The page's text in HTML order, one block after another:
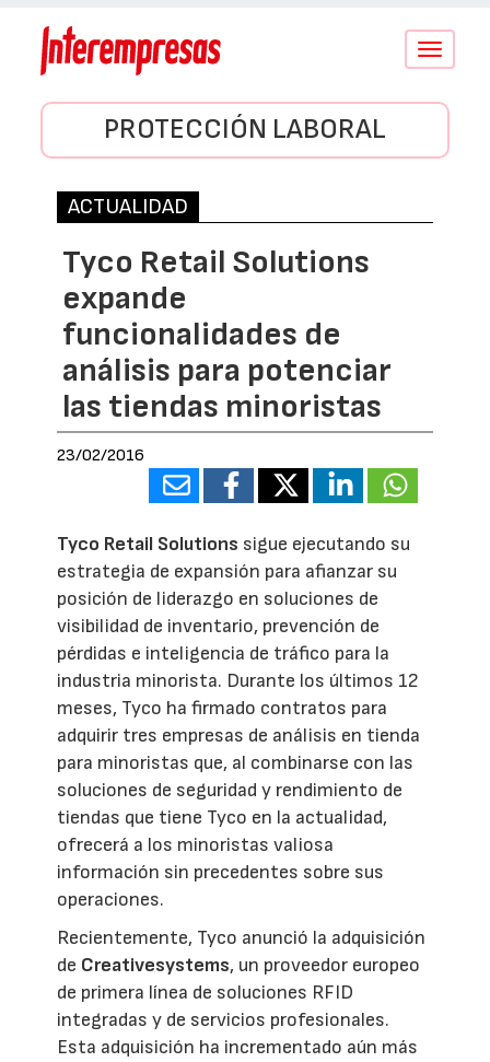
Conmutar
PROTECCIÓN LABORAL
ACTUALIDAD
Tyco Retail Solutions
expande
funcionalidades de
análisis para potenciar
las tiendas minoristas
23/02/2016
Tyco Retail Solutions sigue ejecutando su
estrategia de expansión para afianzar su
posición de liderazgo en soluciones de
visibilidad de inventario, prevención de
pérdidas e inteligencia de tráfico para la
industria minorista. Durante los últimos 12
meses, Tyco ha firmado contratos para
adquirir tres empresas de análisis en tienda
para minoristas que, al combinarse con las
soluciones de seguridad y rendimiento de
tiendas que tiene Tyco en la actualidad,
ofrecerá a los minoristas valiosa
información sin precedentes sobre sus
operaciones.
Recientemente, Tyco anunció la adquisición
de Creativesystems, un proveedor europeo
de primera línea de soluciones RFID
integradas y de servicios profesionales.
Esta adquisición ha incrementado aún más